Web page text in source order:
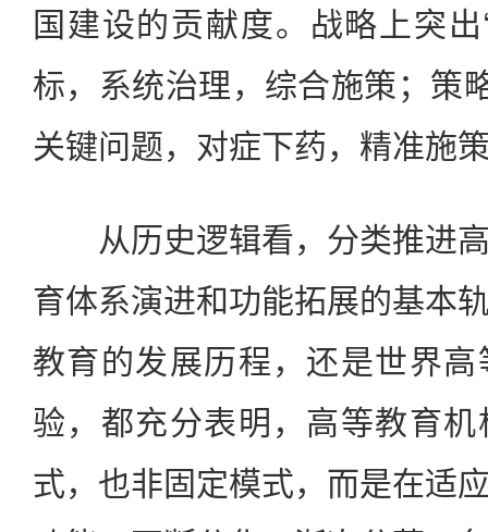
国建设的贡献度。战略上突
标，系统治理，综合施策；策
关键问题，对症下药，精准施
从历史逻辑看，分类推进高
育体系演进和功能拓展的基本
教育的发展历程，还是世界
验，都充分表明，高等教育
式，也非固定模式，而是在适